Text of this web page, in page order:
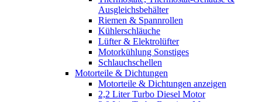
Ausgleichsbehälter
Riemen & Spannrollen
Kühlerschläuche
Lüfter & Elektrolüfter
Motorkühlung Sonstiges
Schlauchschellen
Motorteile & Dichtungen
Motorteile & Dichtungen anzeigen
2,2 Liter Turbo Diesel Motor